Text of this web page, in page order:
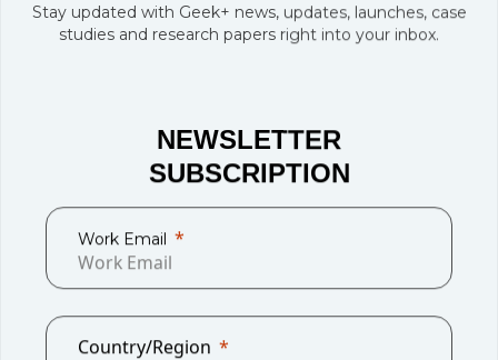
수익 창출 잠재력을 입증했습니다.
계 선도 기업 등으로부터 재주문을 받는 등 주요 고객들로부터 지
속적인 인정을 받고 있습니다. 2025년 6월 30일 기준, Geekplus
는 65개 이상의 포브스 글로벌 500대 기업에 서비스를 제공하고
있으며, 총 850개 이상의 최종 고객을 보유하고 있습니다.
신규 고객, 산업 및 채널 확대
을 확보하고, 식료품 소매, 식품 및 음료 산업에서 상당한 진전을 이
루었으며, 40개 이상의 새로운 채널 파트너를 유치함으로써 사업
의 지속적이고 빠른 성장을 위한 견고한 기반을 마련했습니다.
Stay updated with Geek+ news, updates, launches, case
studies and research papers right into your inbox.
NEWSLETTER
SUBSCRIPTION
Work Email
Country/Region